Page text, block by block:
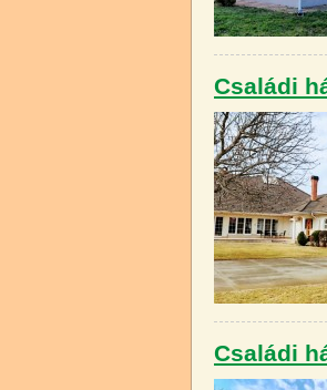
Családi
Családi